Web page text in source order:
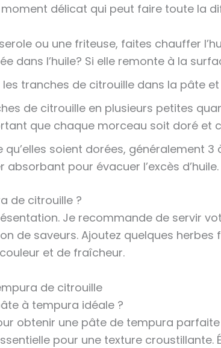
délicat qui peut faire toute la
ou une friteuse, faites chauffer
dans l’huile? Si elle remonte à la
tranches de citrouille dans la pâte
de citrouille en plusieurs petites
que chaque morceau soit doré et
qu’elles soient dorées, généralement
pour évacuer l’excès d’huile.
de citrouille ?
Je recommande de servir
de saveurs. Ajoutez quelques
et de fraîcheur.
de citrouille
à tempura idéale ?
obtenir une pâte de tempura
pour une texture